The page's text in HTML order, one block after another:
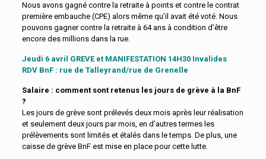
Nous avons gagné contre la retraite à points et contre le contrat
première embauche (CPE) alors même qu’il avait été voté. Nous
pouvons gagner contre la retraite à 64 ans à condition d’être
encore des millions dans la rue.
Jeudi 6 avril GREVE et MANIFESTATION 14H30 Invalides
RDV BnF : rue de Talleyrand/rue de Grenelle
Salaire : comment sont retenus les jours de grève à la BnF
?
Les jours de grève sont prélevés deux mois après leur réalisation
et seulement deux jours par mois, en d’autres termes les
prélèvements sont limités et étalés dans le temps. De plus, une
caisse de grève BnF est mise en place pour cette lutte.